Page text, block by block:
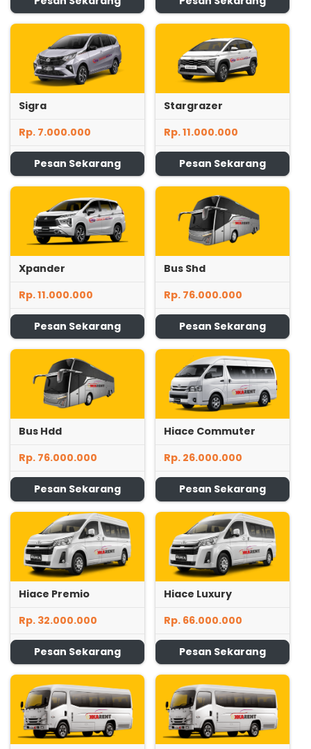
Sigra
Rp. 7.000.000
Pesan Sekarang
Stargrazer
Rp. 11.000.000
Pesan Sekarang
Xpander
Rp. 11.000.000
Pesan Sekarang
Bus Shd
Rp. 76.000.000
Pesan Sekarang
Bus Hdd
Rp. 76.000.000
Pesan Sekarang
Hiace Commuter
Rp. 26.000.000
Pesan Sekarang
Hiace Premio
Rp. 32.000.000
Pesan Sekarang
Hiace Luxury
Rp. 66.000.000
Pesan Sekarang